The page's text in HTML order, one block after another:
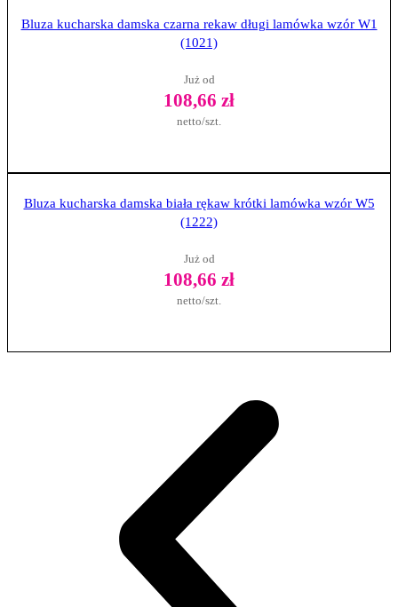
Bluza kucharska damska czarna rekaw długi lamówka wzór W1
(1021)
Już od
108,66 zł
netto/szt.
Bluza kucharska damska biała rękaw krótki lamówka wzór W5
(1222)
Już od
108,66 zł
netto/szt.